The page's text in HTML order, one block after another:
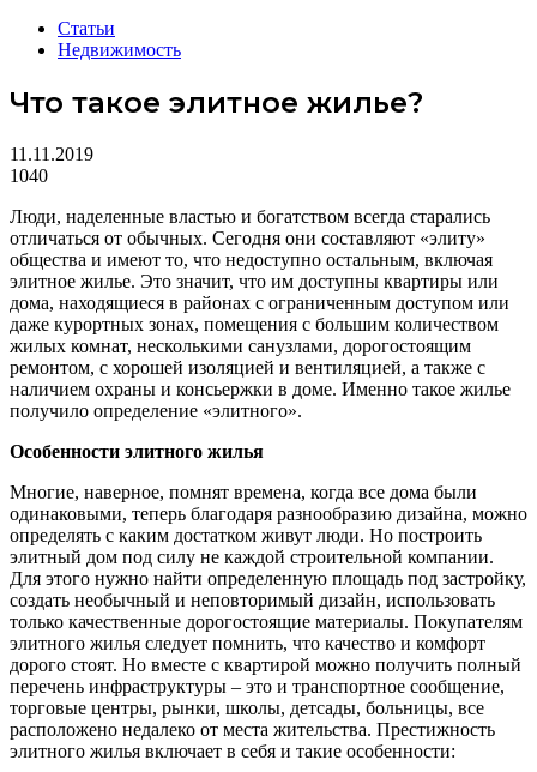
Статьи
Недвижимость
Что такое элитное жилье?
11.11.2019
1040
Люди, наделенные властью и богатством всегда старались
отличаться от обычных. Сегодня они составляют «элиту»
общества и имеют то, что недоступно остальным, включая
элитное жилье. Это значит, что им доступны квартиры или
дома, находящиеся в районах с ограниченным доступом или
даже курортных зонах, помещения с большим количеством
жилых комнат, несколькими санузлами, дорогостоящим
ремонтом, с хорошей изоляцией и вентиляцией, а также с
наличием охраны и консьержки в доме. Именно такое жилье
получило определение «элитного».
Особенности элитного жилья
Многие, наверное, помнят времена, когда все дома были
одинаковыми, теперь благодаря разнообразию дизайна, можно
определять с каким достатком живут люди. Но построить
элитный дом под силу не каждой строительной компании.
Для этого нужно найти определенную площадь под застройку,
создать необычный и неповторимый дизайн, использовать
только качественные дорогостоящие материалы. Покупателям
элитного жилья следует помнить, что качество и комфорт
дорого стоят. Но вместе с квартирой можно получить полный
перечень инфраструктуры – это и транспортное сообщение,
торговые центры, рынки, школы, детсады, больницы, все
расположено недалеко от места жительства. Престижность
элитного жилья включает в себя и такие особенности: